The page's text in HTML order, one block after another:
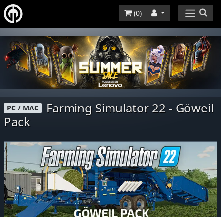
(0)
PC / MAC
Farming Simulator 22 - Göweil
Pack